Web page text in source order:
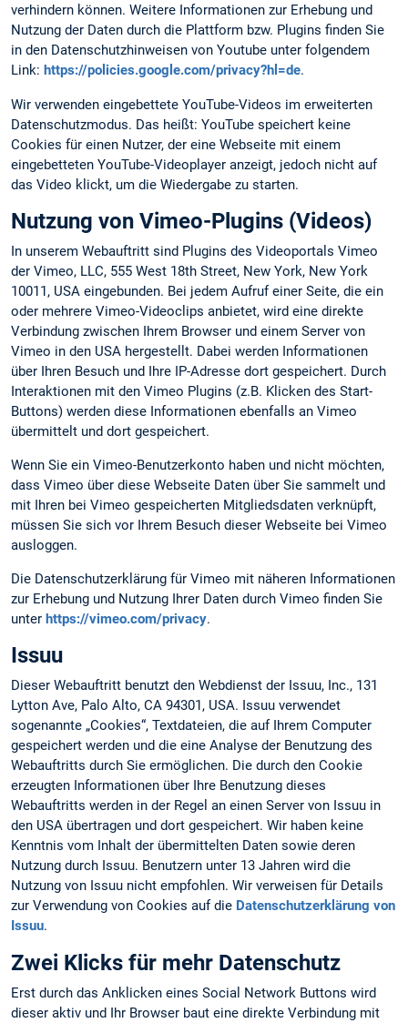
verhindern können. Weitere Informationen zur Erhebung und
Nutzung der Daten durch die Plattform bzw. Plugins finden Sie
in den Datenschutzhinweisen von Youtube unter folgendem
Link: https://policies.google.com/privacy?hl=de.
Wir verwenden eingebettete YouTube-Videos im erweiterten
Datenschutzmodus. Das heißt: YouTube speichert keine
Cookies für einen Nutzer, der eine Webseite mit einem
eingebetteten YouTube-Videoplayer anzeigt, jedoch nicht auf
das Video klickt, um die Wiedergabe zu starten.
Nutzung von Vimeo-Plugins (Videos)
In unserem Webauftritt sind Plugins des Videoportals Vimeo
der Vimeo, LLC, 555 West 18th Street, New York, New York
10011, USA eingebunden. Bei jedem Aufruf einer Seite, die ein
oder mehrere Vimeo-Videoclips anbietet, wird eine direkte
Verbindung zwischen Ihrem Browser und einem Server von
Vimeo in den USA hergestellt. Dabei werden Informationen
über Ihren Besuch und Ihre IP-Adresse dort gespeichert. Durch
Interaktionen mit den Vimeo Plugins (z.B. Klicken des Start-
Buttons) werden diese Informationen ebenfalls an Vimeo
übermittelt und dort gespeichert.
Wenn Sie ein Vimeo-Benutzerkonto haben und nicht möchten,
dass Vimeo über diese Webseite Daten über Sie sammelt und
mit Ihren bei Vimeo gespeicherten Mitgliedsdaten verknüpft,
müssen Sie sich vor Ihrem Besuch dieser Webseite bei Vimeo
ausloggen.
Die Datenschutzerklärung für Vimeo mit näheren Informationen
zur Erhebung und Nutzung Ihrer Daten durch Vimeo finden Sie
unter https://vimeo.com/privacy.
Issuu
Dieser Webauftritt benutzt den Webdienst der Issuu, Inc., 131
Lytton Ave, Palo Alto, CA 94301, USA. Issuu verwendet
sogenannte „Cookies“, Textdateien, die auf Ihrem Computer
gespeichert werden und die eine Analyse der Benutzung des
Webauftritts durch Sie ermöglichen. Die durch den Cookie
erzeugten Informationen über Ihre Benutzung dieses
Webauftritts werden in der Regel an einen Server von Issuu in
den USA übertragen und dort gespeichert. Wir haben keine
Kenntnis vom Inhalt der übermittelten Daten sowie deren
Nutzung durch Issuu. Benutzern unter 13 Jahren wird die
Nutzung von Issuu nicht empfohlen. Wir verweisen für Details
zur Verwendung von Cookies auf die Datenschutzerklärung von
Issuu.
Zwei Klicks für mehr Datenschutz
Erst durch das Anklicken eines Social Network Buttons wird
dieser aktiv und Ihr Browser baut eine direkte Verbindung mit